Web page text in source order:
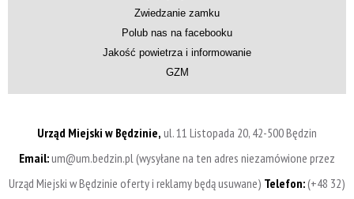
Zwiedzanie zamku
Polub nas na facebooku
Jakość powietrza i informowanie
GZM
Urząd Miejski w Będzinie, ul. 11 Listopada 20, 42-500 Będzin
Email:um@um.bedzin.pl (wysyłane na ten adres niezamówione przez
Urząd Miejski w Będzinie oferty i reklamy będą usuwane) Telefon:(+48 32)